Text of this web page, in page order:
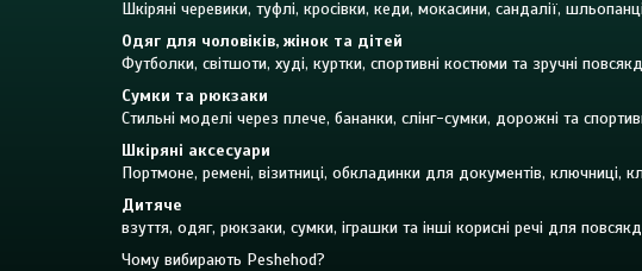
Шкіряні черевики, туфлі, кросівки, кеди, мокасини, сандалії,
Одяг для чоловіків, жінок та дітей
Футболки, світшоти, худі, куртки, спортивні костюми та зручні
Сумки та рюкзаки
Стильні моделі через плече, бананки, слінг-сумки, дорожні та
Шкіряні аксесуари
Портмоне, ремені, візитниці, обкладинки для документів, ключниці,
Дитяче
взуття, одяг, рюкзаки, сумки, іграшки та інші корисні речі для
Чому вибирають Peshehod?